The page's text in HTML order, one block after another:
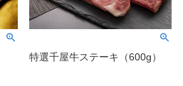
特選千屋牛ステーキ（600g）